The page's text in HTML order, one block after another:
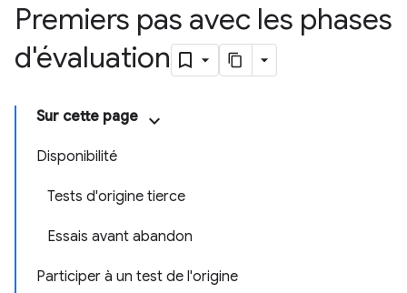
Premiers pas avec les phases
d'évaluation
Sur cette page
Disponibilité
Tests d'origine tierce
Essais avant abandon
Participer à un test de l'origine